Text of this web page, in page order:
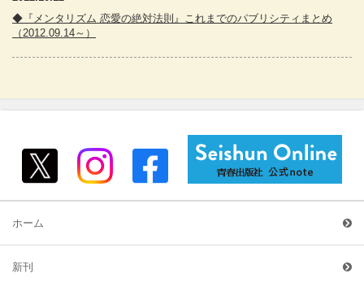
◆『メンタリズム 恋愛の絶対法則』これまでのパブリシティまとめ
（2012.09.14～）
ホーム
新刊